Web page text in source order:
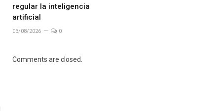
regular la inteligencia
artificial
03/08/2026 0
Comments are closed.